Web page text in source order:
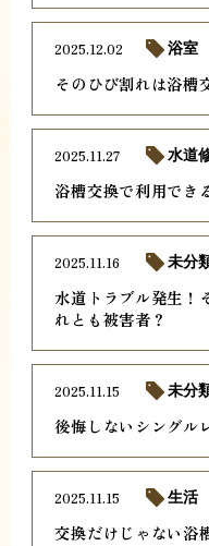
そのひび割れは浴槽
2025.12.02 浴室
浴槽交換で利用でき
2025.11.27 水道
水道トラブル発生！
れとも被害者？
2025.11.16 未分
後悔しないシングル
2025.11.15 未分
交換だけじゃない浴
2025.11.15 生活